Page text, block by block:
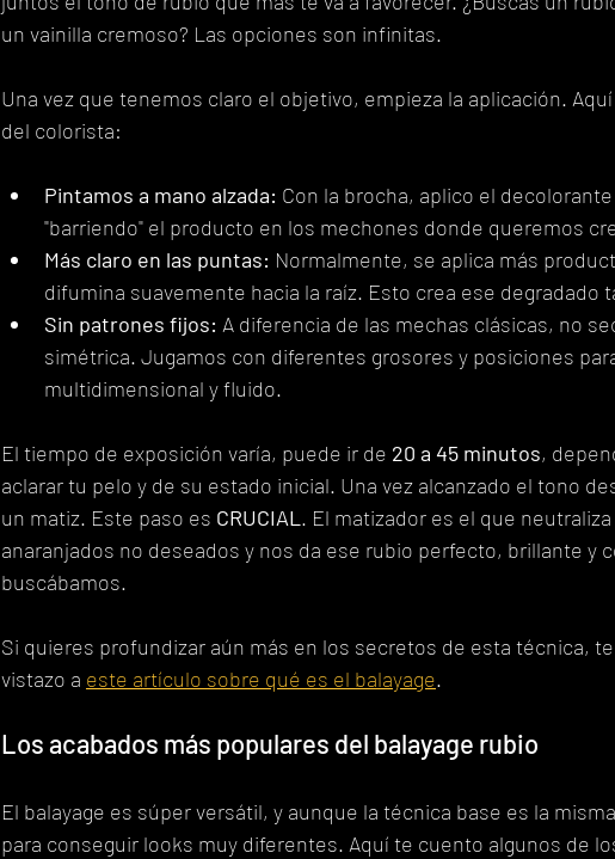
un vainilla cremoso? Las opciones son infinitas.
Una vez que tenemos claro el objetivo, empieza la aplicación.
del colorista:
Pintamos a mano alzada: Con la brocha, aplico el
"barriendo" el producto en los mechones donde queremos
Más claro en las puntas: Normalmente, se aplica más
difumina suavemente hacia la raíz. Esto crea ese degradado
Sin patrones fijos: A diferencia de las mechas clásicas, no
simétrica. Jugamos con diferentes grosores y posiciones
multidimensional y fluido.
El tiempo de exposición varía, puede ir de 20 a 45 minutos,
aclarar tu pelo y de su estado inicial. Una vez alcanzado el tono
un matiz. Este paso es CRUCIAL. El matizador es el que
anaranjados no deseados y nos da ese rubio perfecto, brillante y
buscábamos.
Si quieres profundizar aún más en los secretos de esta técnica,
vistazo a este artículo sobre qué es el balayage.
Los acabados más populares del balayage rubio
El balayage es súper versátil, y aunque la técnica base es la
para conseguir looks muy diferentes. Aquí te cuento algunos de